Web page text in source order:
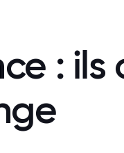
: ils